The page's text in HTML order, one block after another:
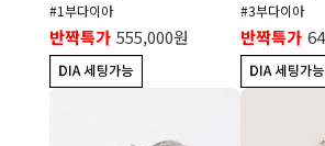
#1부다이아
반짝특가 555,000원
#3부다이아
반짝특가